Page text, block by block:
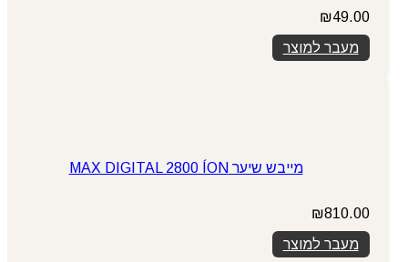
₪49.00
מעבר למוצר
מייבש שיער MAX DIGITAL 2800 ÍON
₪810.00
מעבר למוצר